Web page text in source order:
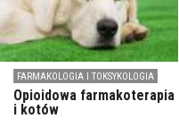
FARMAKOLOGIA I TOKSYKOLOGIA
Opioidowa
i kotów